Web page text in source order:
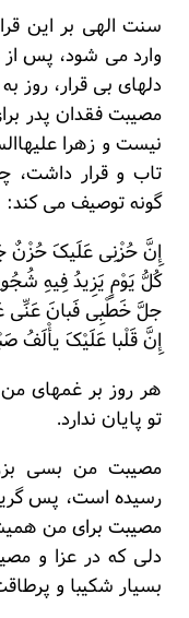
سنت الهی بر این
وارد می شود، پس
دلهای بی قرار، روز
مصیبت فقدان پدر
نیست و زهرا
تاب و قرار داشت،
گونه توصیف می کند:
إِنَّ حُزْنِی عَلَیکَ حُزْنٌ
کُلُّ یَوْمٍ یَزِیدُ فِیهِ
جلَّ خَطْبِی فَبانَ عَنِّی
إِنَّ قَلْبا عَلَیْکَ یأْلَفُ
هر روز بر غمهای
تو پایان ندارد.
مصیبت من بسی
رسیده است، پس
مصیبت برای من
دلی که در عزا و
بسیار شکیبا و